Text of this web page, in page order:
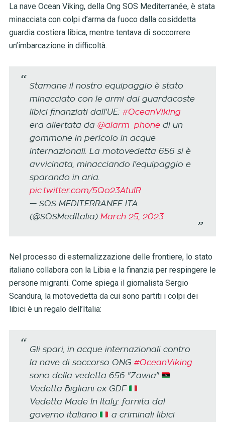
La nave Ocean Viking, della Ong SOS Mediterranée, è stata
minacciata con colpi d’arma da fuoco dalla cosiddetta
guardia costiera libica, mentre tentava di soccorrere
un’imbarcazione in difficoltà.
Stamane il nostro equipaggio è stato
minacciato con le armi dai guardacoste
libici finanziati dall'UE: #OceanViking
era allertata da @alarm_phonedi un
gommone in pericolo in acque
internazionali. La motovedetta 656 si è
avvicinata, minacciando l'equipaggio e
sparando in aria.
pic.twitter.com/5Qo23AtuIR
— SOS MEDITERRANEE ITA
(@SOSMedItalia) March 25, 2023
Nel processo di esternalizzazione delle frontiere, lo stato
italiano collabora con la Libia e la finanzia per respingere le
persone migranti. Come spiega il giornalista Sergio
Scandura, la motovedetta da cui sono partiti i colpi dei
libici è un regalo dell’Italia:
Gli spari, in acque internazionali contro
la nave di soccorso ONG #OceanViking
sono della vedetta 656 "Zawia"
Vedetta Bigliani ex GDF
Vedetta Made In Italy: fornita dal
governo italiano
a criminali libici